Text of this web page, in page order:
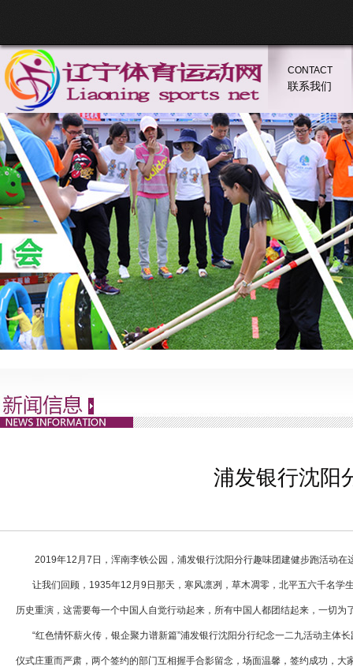
CONTACT
联系我们
浦发银行沈阳
2019年12月7日，浑南李铁公园，浦发银行沈阳分行趣味团建健步跑活动在
让我们回顾，1935年12月9日那天，寒风凛冽，草木凋零，北平五六千名学
历史重演，这需要每一个中国人自觉行动起来，所有中国人都团结起来，一切为
“红色情怀薪火传，银企聚力谱新篇”浦发银行沈阳分行纪念一二九活动主体
仪式庄重而严肃，两个签约的部门互相握手合影留念，场面温馨，签约成功，大